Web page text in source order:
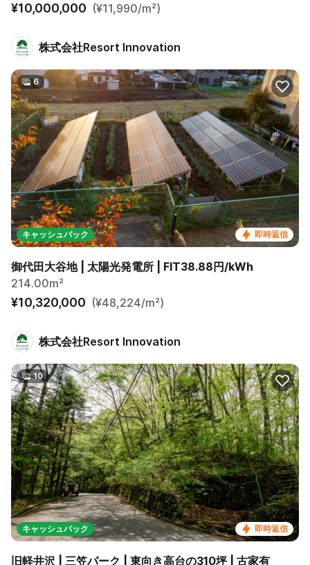
¥10,000,000 (¥11,990/m²)
株式会社Resort Innovation
即時返信
キャッシュバック
6
御代田大谷地 | 太陽光発電所 | FIT38.88円/kWh
214.00m²
¥10,320,000 (¥48,224/m²)
株式会社Resort Innovation
即時返信
キャッシュバック
10
旧軽井沢 | 三笠パーク | 東向き高台の310坪 | 古家有